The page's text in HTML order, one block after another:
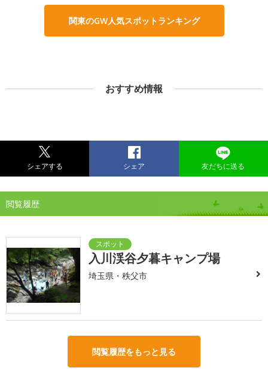
関東のGW人気スポットランキング
おすすめ情報
シェアする シェア 友だちに送る
閲覧履歴
入川渓谷夕暮キャンプ場
埼玉県・秩父市
閲覧履歴をもっと見る